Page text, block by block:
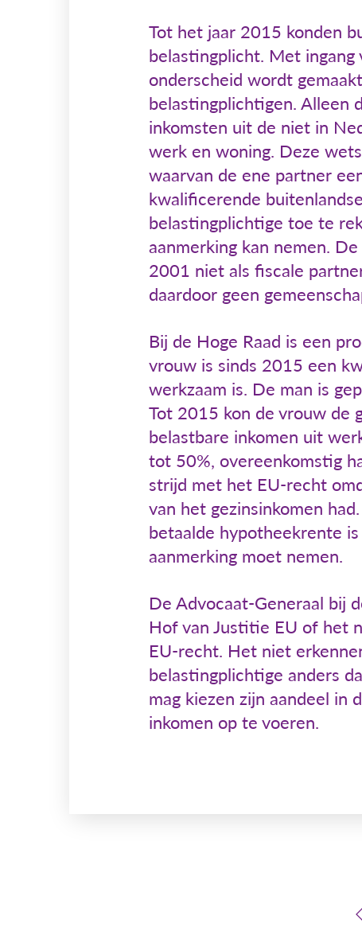
Tot het jaar 2015 konden
belastingplicht. Met ingang
onderscheid wordt
belastingplichtigen. Alleen
inkomsten uit de niet in
werk en woning. Deze
waarvan de ene partner
kwalificerende
belastingplichtige toe te
aanmerking kan nemen.
2001 niet als fiscale
daardoor geen
Bij de Hoge Raad is een
vrouw is sinds 2015 een
werkzaam is. De man is
Tot 2015 kon de vrouw de
belastbare inkomen uit
tot 50%, overeenkomstig
strijd met het EU-recht
van het gezinsinkomen
betaalde hypotheekrente
aanmerking moet nemen.
De Advocaat-Generaal bij
Hof van Justitie EU of het
EU-recht. Het niet
belastingplichtige anders
mag kiezen zijn aandeel in
inkomen op te voeren.